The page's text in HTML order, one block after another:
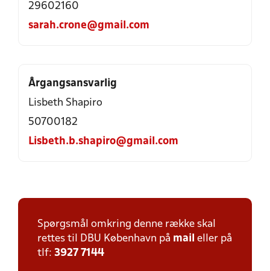
29602160
sarah.crone@gmail.com
Årgangsansvarlig
Lisbeth Shapiro
50700182
Lisbeth.b.shapiro@gmail.com
Spørgsmål omkring denne række skal
rettes til DBU København på mail eller på
tlf: 3927 7144